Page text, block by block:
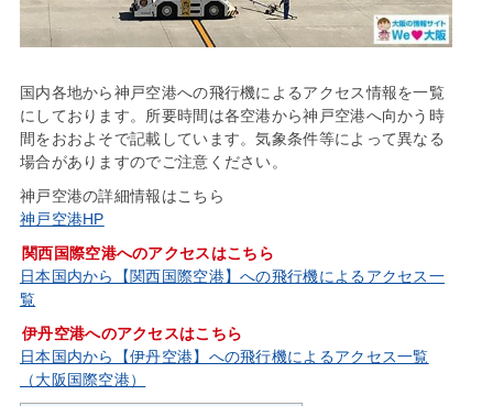
国内各地から神戸空港への飛行機によるアクセス情報を一覧
にしております。所要時間は各空港から神戸空港へ向かう時
間をおおよそで記載しています。気象条件等によって異なる
場合がありますのでご注意ください。
神戸空港の詳細情報はこちら
神戸空港HP
関西国際空港へのアクセスはこちら
日本国内から【関西国際空港】への飛行機によるアクセス一
覧
伊丹空港へのアクセスはこちら
日本国内から【伊丹空港】への飛行機によるアクセス一覧
（大阪国際空港）